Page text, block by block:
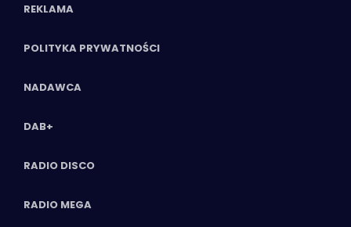
REKLAMA
POLITYKA PRYWATNOŚCI
NADAWCA
DAB+
RADIO DISCO
RADIO MEGA